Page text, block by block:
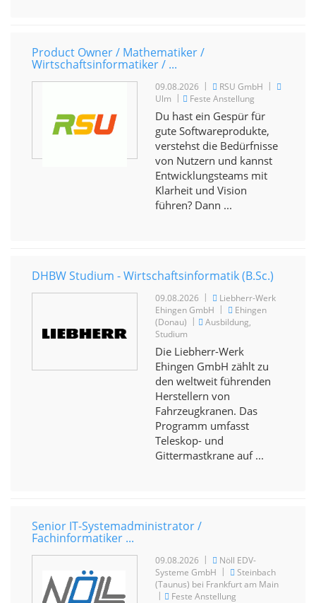
Product Owner / Mathematiker /
Wirtschaftsinformatiker / ...
09.08.2026 | RSU GmbH |
Ulm | Feste Anstellung
Du hast ein Gespür für
gute Softwareprodukte,
verstehst die Bedürfnisse
von Nutzern und kannst
Entwicklungsteams mit
Klarheit und Vision
führen? Dann ...
DHBW Studium - Wirtschaftsinformatik (B.Sc.)
09.08.2026 |
Liebherr-Werk
Ehingen GmbH |
Ehingen
(Donau) |
Ausbildung,
Studium
Die Liebherr-Werk
Ehingen GmbH zählt zu
den weltweit führenden
Herstellern von
Fahrzeugkranen. Das
Programm umfasst
Teleskop- und
Gittermastkrane auf ...
Senior IT-Systemadministrator /
Fachinformatiker ...
09.08.2026 |
Nöll EDV-
Systeme GmbH |
Steinbach
(Taunus) bei Frankfurt am Main
|
Feste Anstellung